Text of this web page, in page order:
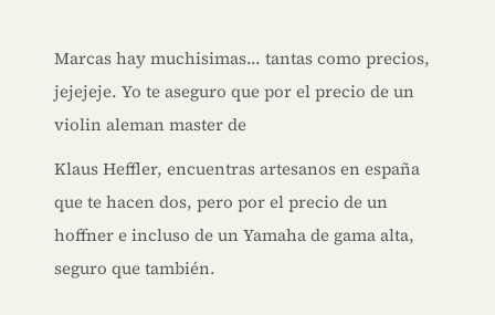
Marcas hay muchisimas... tantas como precios,
jejejeje. Yo te aseguro que por el precio de un
violin aleman master de
Klaus Heffler, encuentras artesanos en españa
que te hacen dos, pero por el precio de un
hoffner e incluso de un Yamaha de gama alta,
seguro que también.